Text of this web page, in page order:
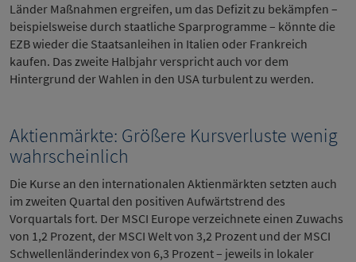
Länder Maßnahmen ergreifen, um das Defizit zu bekämpfen –
beispielsweise durch staatliche Sparprogramme – könnte die
EZB wieder die Staatsanleihen in Italien oder Frankreich
kaufen. Das zweite Halbjahr verspricht auch vor dem
Hintergrund der Wahlen in den USA turbulent zu werden.
Aktienmärkte: Größere Kursverluste wenig
wahrscheinlich
Die Kurse an den internationalen Aktienmärkten setzten auch
im zweiten Quartal den positiven Aufwärtstrend des
Vorquartals fort. Der MSCI Europe verzeichnete einen Zuwachs
von 1,2 Prozent, der MSCI Welt von 3,2 Prozent und der MSCI
Schwellenländerindex von 6,3 Prozent – jeweils in lokaler